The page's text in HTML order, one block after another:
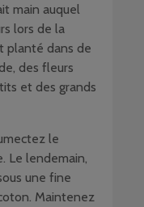
main auquel
lors de la
planté dans de
des fleurs
et des grands
le
Le lendemain,
une fine
Maintenez